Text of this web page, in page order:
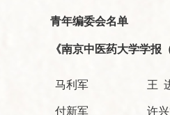
青年编委会名单
《南京中医药大学学报
马利军 王
付新军 许